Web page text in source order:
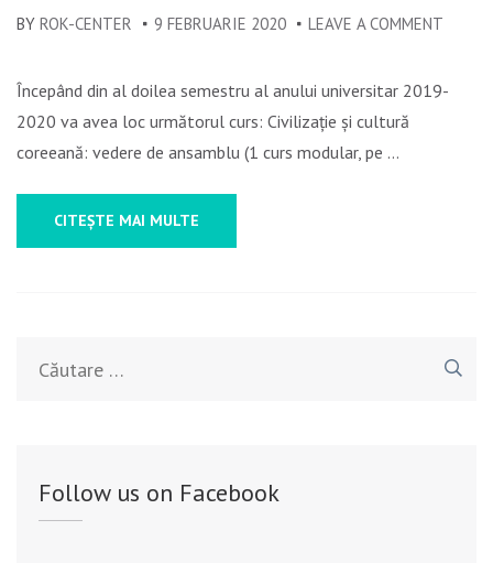
IAȘI
BY ROK-CENTER 9 FEBRUARIE 2020 LEAVE A COMMENT
Începând din al doilea semestru al anului universitar 2019-
2020 va avea loc următorul curs: Civilizație și cultură
coreeană: vedere de ansamblu (1 curs modular, pe …
CITEȘTE MAI MULTE
Follow us on Facebook